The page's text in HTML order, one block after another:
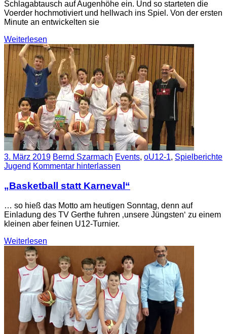
Schlagabtausch auf Augenhöhe ein. Und so starteten die
Voerder hochmotiviert und hellwach ins Spiel. Von der ersten
Minute an entwickelten sie
Weiterlesen
3. März 2019 Bernd Szarmach Events, oU12-1, Spielberichte
Jugend Kommentar hinterlassen
„Basketball statt Karneval“
… so hieß das Motto am heutigen Sonntag, denn auf
Einladung des TV Gerthe fuhren ‚unsere Jüngsten‘ zu einem
kleinen aber feinen U12-Turnier.
Weiterlesen